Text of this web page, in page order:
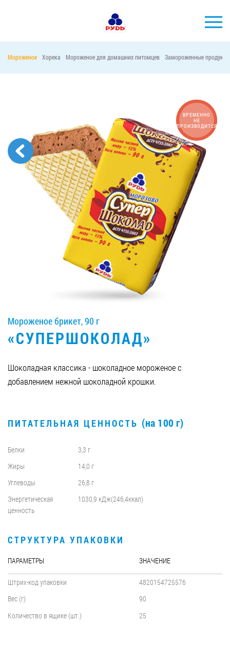
ПОТРЕБИТЕЛЯМ
АКЦИИ
ПРЕСС-ЦЕНТР
ХОРЕКА
Тендерные закупки
Контакты
Вакансии
ЗАКАЗАТЬ ПРОДУКЦИЮ «РУДЬ»:
СТАТЬ ПАРТНЕРОМ
0412 48 28 17
0412 42 29 23
Мороженое Хорека Мороженое для домашних питомцев Замороженные продукты
ВРЕМЕННО
НЕ
ПРОИЗВОДИТСЯ
Мороженое брикет, 90 г
«СУПЕРШОКОЛАД»
Шоколадная классика - шоколадное мороженое с
добавлением нежной шоколадной крошки.
ПИТАТЕЛЬНАЯ ЦЕННОСТЬ (на 100 г)
Белки
3,3 г
Жиры
14,0 г
Углеводы
26,8 г
Энергетическая
ценность
1030,9 кДж(246,4ккал)
СТРУКТУРА УПАКОВКИ
ПАРАМЕТРЫ ЗНАЧЕНИЕ
Штрих-код упаковки
4820154725576
Вес (г)
90
Количество в ящике (шт.)
25